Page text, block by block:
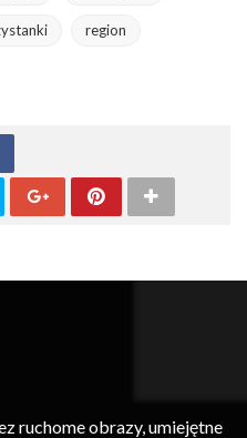
region
ruchome obrazy, umiejętne